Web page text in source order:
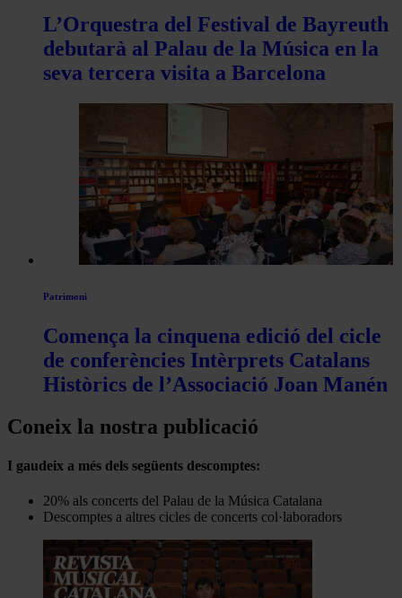
L’Orquestra del Festival de Bayreuth
debutarà al Palau de la Música en la
seva tercera visita a Barcelona
Patrimoni
Comença la cinquena edició del cicle
de conferències Intèrprets Catalans
Històrics de l’Associació Joan Manén
Coneix la nostra publicació
I gaudeix a més dels següents descomptes:
20% als concerts del Palau de la Música Catalana
Descomptes a altres cicles de concerts col·laboradors